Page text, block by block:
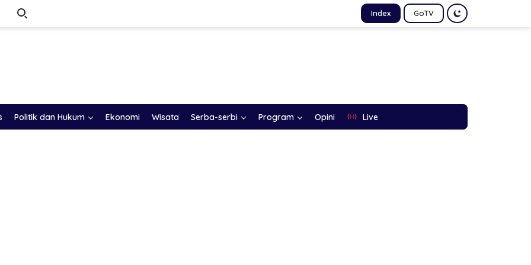
Index GoTV
Politik dan Hukum Ekonomi Wisata Serba-serbi Program Opini Live